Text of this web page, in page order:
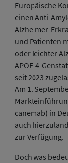
Europäische
einen Anti-
Alzheimer-
und Patienten
oder leichter
APOE-4-
seit 2023
Am 1.
canemab) in
auch
zur Verfügung.
Doch was